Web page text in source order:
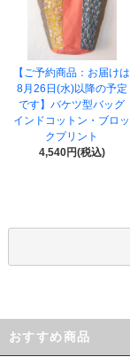
【ご予約商品：お届けは
8月26日(水)以降の予定
です】バケツ型バッグ
インドコットン・ブロッ
クプリント
4,540円(税込)
おすすめ商品